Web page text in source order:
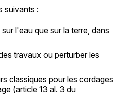
suivants :
l'eau que sur la terre, dans
travaux ou perturber les
classiques pour les cordages
(article 13 al. 3 du